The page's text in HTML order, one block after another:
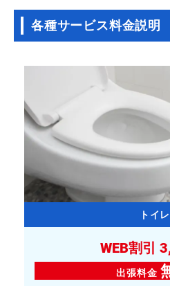
各種サービス料金説明
トイレ
WEB割引
出張料金